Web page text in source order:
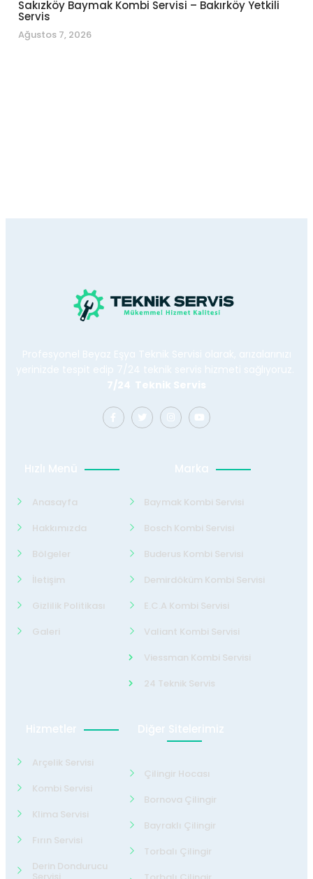
Sakızköy Baymak Kombi Servisi – Bakırköy Yetkili
Servis
Ağustos 7, 2026
Profesyonel Beyaz Eşya Teknik Servisi olarak, arızalarınızı
yerinizde tespit edip 7/24 teknik servis hizmeti sağlıyoruz.
7/24 Teknik Servis
Hızlı Menü
Anasayfa
Hakkımızda
Bölgeler
İletişim
Gizlilik Politikası
Galeri
Marka
Baymak Kombi Servisi
Bosch Kombi Servisi
Buderus Kombi Servisi
Demirdöküm Kombi Servisi
E.C.A Kombi Servisi
Valiant Kombi Servisi
Viessman Kombi Servisi
24 Teknik Servis
Hizmetler
Arçelik Servisi
Kombi Servisi
Klima Servisi
Fırın Servisi
Derin Dondurucu
Diğer Sitelerimiz
Çilingir Hocası
Bornova Çilingir
Bayraklı Çilingir
Torbalı Çilingir